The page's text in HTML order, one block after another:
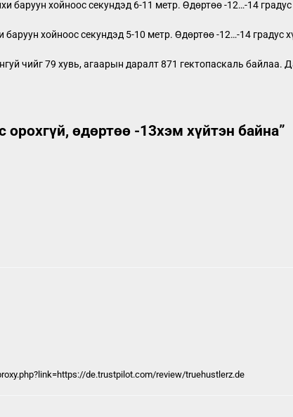
баруун хойноос секундэд 6-11 метр. Өдөртөө -12…-14
баруун хойноос секундэд 5-10 метр. Өдөртөө -12…-14 градус
чийг 79 хувь, агаарын даралт 871 гектопаскаль байлаа.
орохгүй, өдөртөө -13хэм хүйтэн байна”
de.trustpilot.com/review/truehustlerz.de